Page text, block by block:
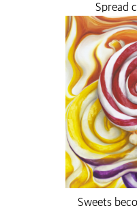
Spread
Sweets